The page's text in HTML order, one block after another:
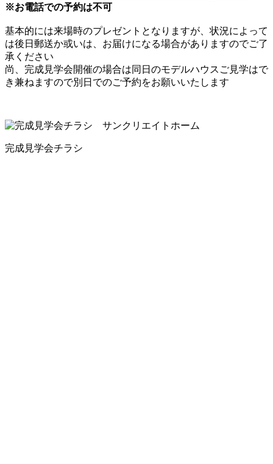
※お電話での予約は不可
基本的には来場時のプレゼントとなりますが、状況によって
は後日郵送か或いは、お届けになる場合がありますのでご了
承ください
尚、完成見学会開催の場合は同日のモデルハウスご見学はで
き兼ねますので別日でのご予約をお願いいたします
完成見学会チラシ